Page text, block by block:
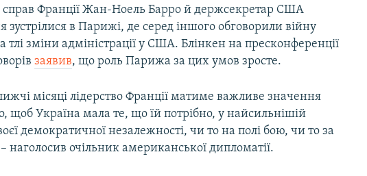
справ Франції Жан-Ноель Барро й держсекретар США
зустрілися в Парижі, де серед іншого обговорили війну
тлі зміни адміністрації у США. Блінкен на пресконференції
заявив, що роль Парижа за цих умов зросте.
місяці лідерство Франції матиме важливе значення
щоб Україна мала те, що їй потрібно, у найсильнішій
демократичної незалежності, чи то на полі бою, чи то за
наголосив очільник американської дипломатії.